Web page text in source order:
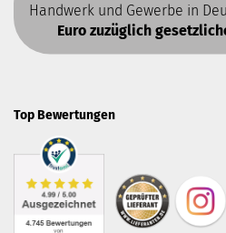
Handwerk und Gewerbe in
Euro zuzüglich
Top Bewertungen